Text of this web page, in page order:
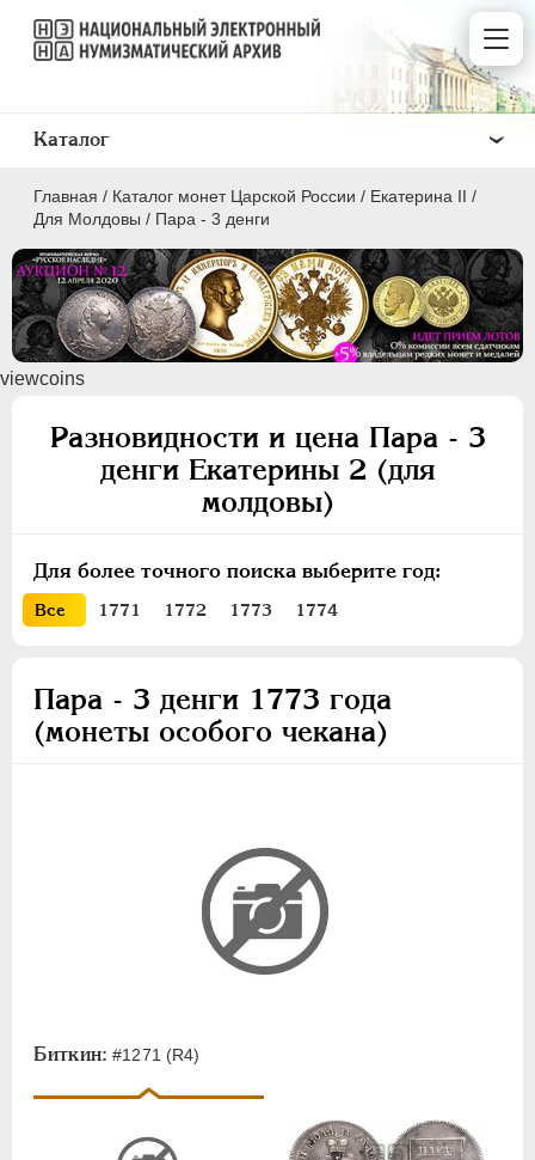
Главная / Каталог монет Царской России / Екатерина II /
Для Молдовы / Пара - 3 денги
viewcoins
Разновидности и цена Пара - 3
денги Екатерины 2 (для
молдовы)
Для более точного поиска выберите год:
Все 1771 1772 1773 1774
Пара - 3 денги 1773 года
(монеты особого чекана)
Биткин: #1271 (R4)
Каталог
ПEТР I 1699 - 1725
ЕКАТЕРИНА I
АННА ИОАННОВНА 1730-1740
ИОАНН АНТОНОВИЧ 1740-1741
1741-1762
ЕКАТЕРИНА II 1762-1796
Золото
Медь
Пробные
1826-1855
АЛЕКСАНДР II 1855-1881
АЛЕКСАНДР III